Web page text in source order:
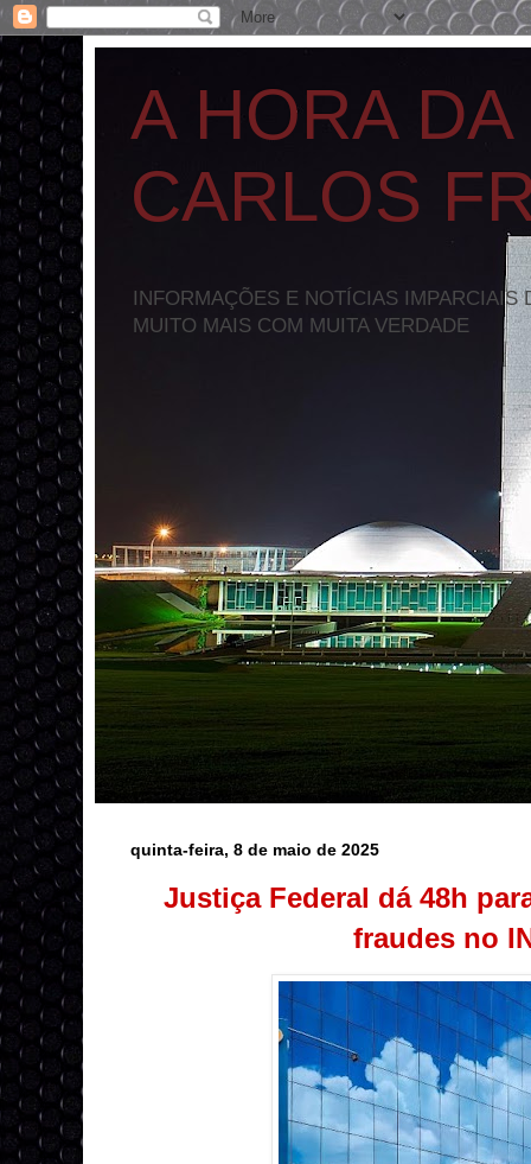
A HORA
CARLOS
INFORMAÇÕES E NOTÍCIAS
MUITO MAIS COM MUITA VERDADE
quinta-feira, 8 de maio de 2025
Justiça Federal dá 48h
fraudes no